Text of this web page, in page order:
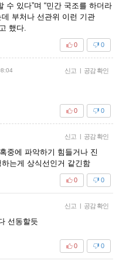
수 있다”며 “민간 국조를 하더라
부처나 선관위 이런 기관
했다.
0
0
신고 | 공감 확인
0
0
신고 | 공감 확인
중에 파악하기 힘들거나 진
는게 상식선인거 같긴함
0
0
신고 | 공감 확인
선동할듯
0
0